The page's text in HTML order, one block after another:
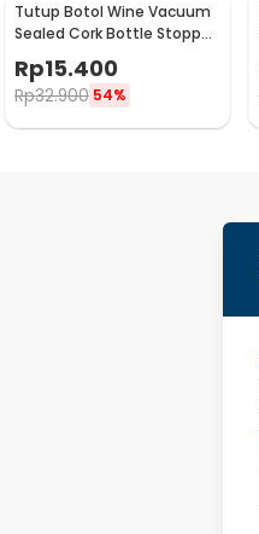
Tutup Botol Wine Vacuum
Sealed Cork Bottle Stopper
Stainless Steel - G94529
Rp15.400
Rp32.900 54%